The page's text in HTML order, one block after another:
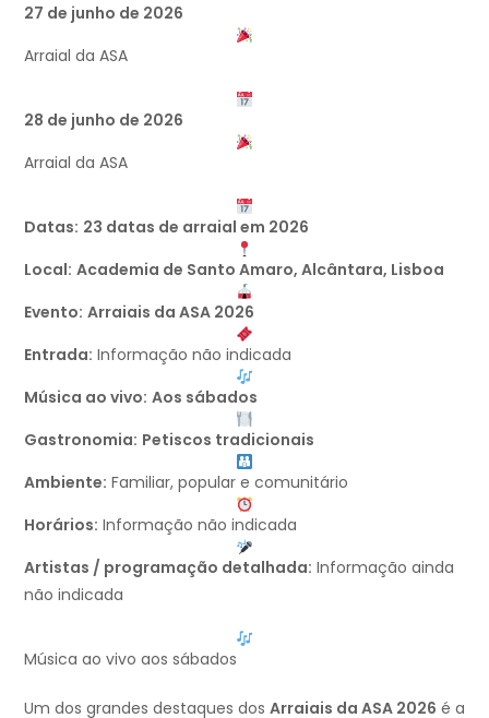
27 de junho de 2026
Arraial da ASA
28 de junho de 2026
Arraial da ASA
Datas: 23 datas de arraial em 2026
Local: Academia de Santo Amaro, Alcântara, Lisboa
Evento: Arraiais da ASA 2026
Entrada: Informação não indicada
Música ao vivo: Aos sábados
Gastronomia: Petiscos tradicionais
Ambiente: Familiar, popular e comunitário
Horários: Informação não indicada
Artistas / programação detalhada: Informação ainda
não indicada
Música ao vivo aos sábados
Um dos grandes destaques dos Arraiais da ASA 2026 é a